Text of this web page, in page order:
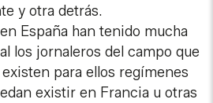
y otra detrás.
España han tenido mucha
los jornaleros del campo que
para ellos regímenes
existir en Francia u otras